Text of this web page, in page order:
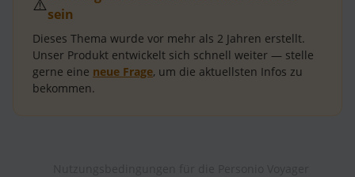
⚠️sein
Dieses Thema wurde vor mehr als 2 Jahren erstellt.
Unser Produkt entwickelt sich schnell weiter — stelle
gerne eine neue Frage, um die aktuellsten Infos zu
bekommen.